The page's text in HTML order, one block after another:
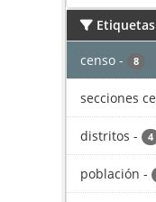
Etiquetas
censo - 8
secciones
distritos - 4
población -